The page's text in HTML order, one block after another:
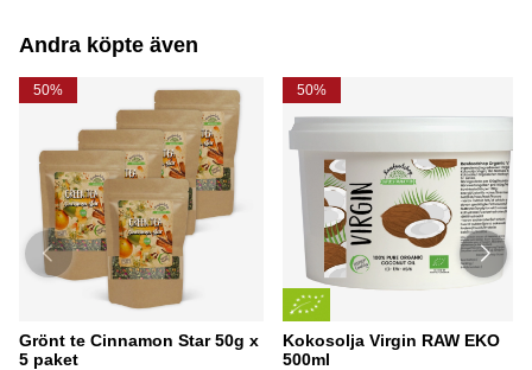
Andra köpte även
50%
Grönt te Cinnamon Star 50g x
5 paket
50%
Kokosolja Virgin RAW EKO
500ml